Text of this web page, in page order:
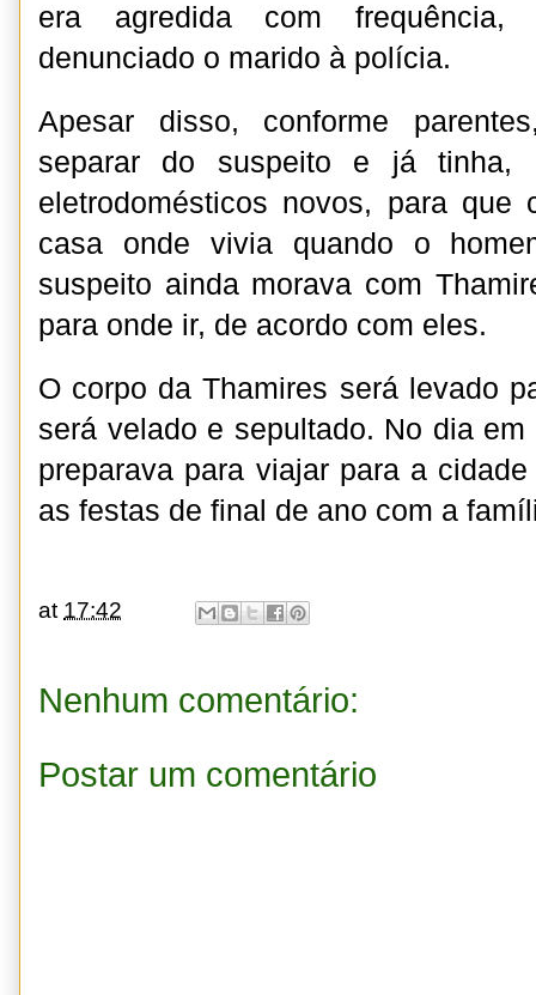
era agredida com
denunciado o marido à polícia.
Apesar disso, conforme
separar do suspeito e já tinha,
eletrodomésticos novos, para que
casa onde vivia quando o
suspeito ainda morava com
para onde ir, de acordo com eles.
O corpo da Thamires será levado
será velado e sepultado. No dia
preparava para viajar para a
as festas de final de ano com a
at 17:42
Nenhum comentário:
Postar um comentário